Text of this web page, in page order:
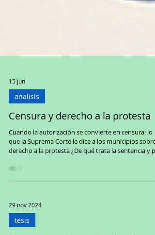
15 jun
analisis
Censura y derecho a la protesta
Cuando la autorización se convierte en censura: lo
que la Suprema Corte le dice a los municipios sobre
qué importa a los municipios? El 6 de enero de 2026,
resolvió la acción de inconstitucionalidad 55/2024,
promovida por la Comisión Nacional de los
Humanos. El objeto del litigio fueron dos artículos
la Ley de Movilidad y Seguridad Vial del Estado de
29 nov 2024